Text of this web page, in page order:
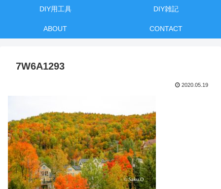
DIY用工具 DIY雑記
ABOUT CONTACT
7W6A1293
2020.05.19